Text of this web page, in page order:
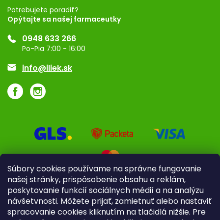
Súbory cookies používame na správne fungovanie
našej stránky, prispôsobenie obsahu a reklám,
poskytovanie funkcií sociálnych médií a na analýzu
návšetvnosti. Môžete prijať, zamietnuť alebo nastaviť
spracovanie cookies kliknutím na tlačidlá nižšie. Pre
Registrácia
Ponuka pre firmy
Značky
Potrebujete poradiť?
Opýtajte sa našej farmaceutky
0948 633 266
Po-Pia 7:00 - 16:00
info@iliek.sk